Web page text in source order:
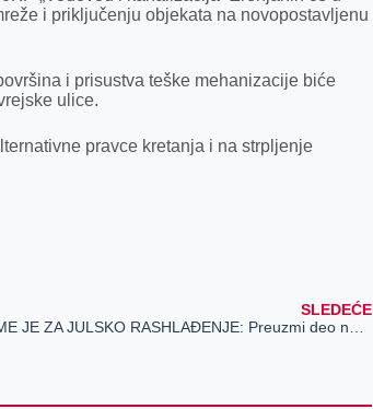
i priključenju objekata na novopostavljenu
i prisustva teške mehanizacije biće
ulice.
pravce kretanja i na strpljenje
SLEDEĆE